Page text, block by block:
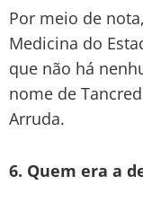
Por meio de
Medicina do
que não há
nome de
Arruda.
6. Quem era a